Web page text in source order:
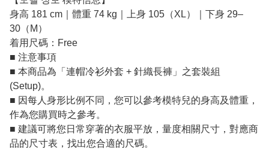
身高 181 cm｜體重 74 kg｜上身 105（XL）｜下身 29–
30（M）
着用尺碼：Free
■ 注意事項
■ 本商品為「連帽冷衫外套 + 針織長褲」之套裝組
(Setup)。
■ 因每人身形比例不同，您可以參考模特兒的身高及體重，
作為您購買時之參考。
■ 建議可將您日常穿著的衣服平放，量度相關尺寸，對應商
品的尺寸表，找出您合適的尺碼。